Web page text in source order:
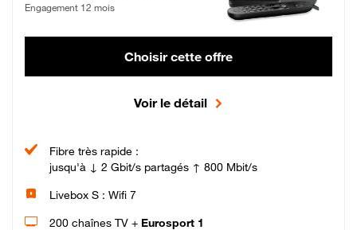
Engagement 12 mois
Choisir cette offre
Voir le détail
Fibre très rapide :
jusqu'à ↓ 2 Gbit/s partagés ↑ 800 Mbit/s
Livebox S : Wifi 7
200 chaînes TV + Eurosport 1